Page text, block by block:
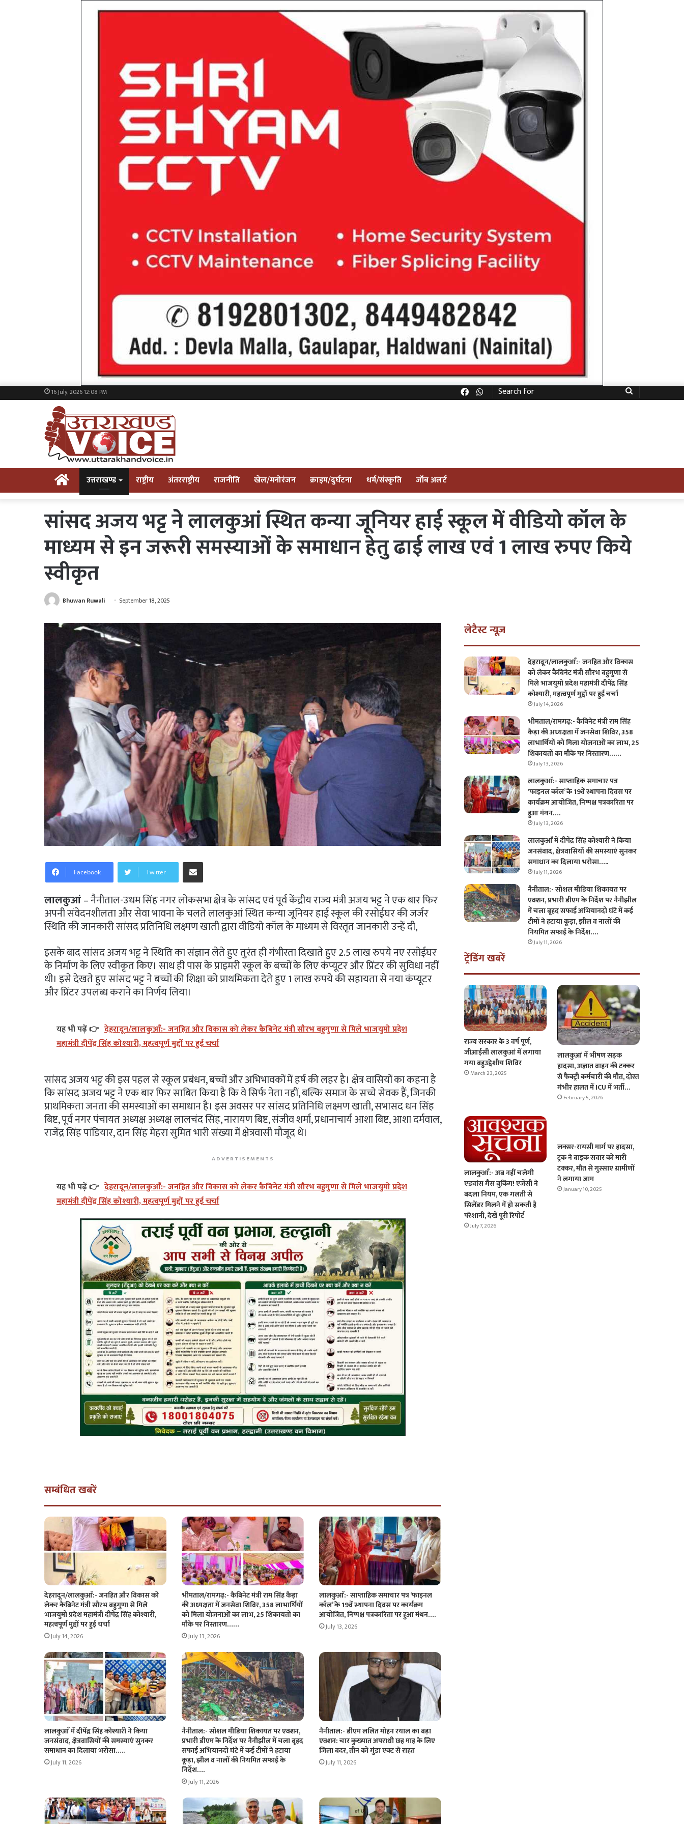
16 July, 2026 12:08 PM
Search
for
WhatsApp
Facebook
Homeउत्तराखण्ड राष्ट्रीय अंतरराष्ट्रीय राजनीति खेल/मनोरंजन क्राइम/दुर्घटना धर्म/संस्कृति जॉब अलर्ट
सांसद अजय भट्ट ने लालकुआं स्थित कन्या जूनियर हाई स्कूल में वीडियो कॉल के
माध्यम से इन जरूरी समस्याओं के समाधान हेतु ढाई लाख एवं 1 लाख रुपए किये
स्वीकृत
Bhuwan Ruwali September 18, 2025
Facebook Twitter
Share via Email
लालकुआं– नैनीताल-उधम सिंह नगर लोकसभा क्षेत्र के सांसद एवं पूर्व केंद्रीय राज्य मंत्री अजय भट्ट ने एक बार फिर
अपनी संवेदनशीलता और सेवा भावना के चलते लालकुआं स्थित कन्या जूनियर हाई स्कूल की रसोईघर की जर्जर
स्थिति की जानकारी सांसद प्रतिनिधि लक्ष्मण खाती द्वारा वीडियो कॉल के माध्यम से विस्तृत जानकारी उन्हें दी,
इसके बाद सांसद अजय भट्ट ने स्थिति का संज्ञान लेते हुए तुरंत ही गंभीरता दिखाते हुए 2.5 लाख रुपये नए रसोईघर
के निर्माण के लिए स्वीकृत किए। साथ ही पास के प्राइमरी स्कूल के बच्चों के लिए कंप्यूटर और प्रिंटर की सुविधा नहीं
थी। इसे देखते हुए सांसद भट्ट ने बच्चों की शिक्षा को प्राथमिकता देते हुए 1 लाख रुपये की सहायता से नया कंप्यूटर
और प्रिंटर उपलब्ध कराने का निर्णय लिया।
यह भी पढ़ें 👉 देहरादून/लालकुआँ:- जनहित और विकास को लेकर कैबिनेट मंत्री सौरभ बहुगुणा से मिले भाजयुमो प्रदेश
महामंत्री दीपेंद्र सिंह कोश्यारी, महत्वपूर्ण मुद्दों पर हुई चर्चा
सांसद अजय भट्ट की इस पहल से स्कूल प्रबंधन, बच्चों और अभिभावकों में हर्ष की लहर है। क्षेत्र वासियों का कहना है
कि सांसद अजय भट्ट ने एक बार फिर साबित किया है कि वे सिर्फ नेता नहीं, बल्कि समाज के सच्चे सेवक हैं, जिनकी
प्राथमिकता जनता की समस्याओं का समाधान है। इस अवसर पर सांसद प्रतिनिधि लक्ष्मण खाती, सभासद धन सिंह
बिष्ट, पूर्व नगर पंचायत अध्यक्ष अध्यक्ष लालचंद सिंह, नारायण बिष्ट, संजीव शर्मा, प्रधानाचार्य आशा बिष्ट, आशा दर्मवाल,
राजेंद्र सिंह पांडियार, दान सिंह मेहरा सुमित भारी संख्या में क्षेत्रवासी मौजूद थे।
ADVERTISEMENTS
यह भी पढ़ें 👉 देहरादून/लालकुआँ:- जनहित और विकास को लेकर कैबिनेट मंत्री सौरभ बहुगुणा से मिले भाजयुमो प्रदेश
महामंत्री दीपेंद्र सिंह कोश्यारी, महत्वपूर्ण मुद्दों पर हुई चर्चा
सम्बंधित खबरें
देहरादून/लालकुआँ:- जनहित और विकास को
लेकर कैबिनेट मंत्री सौरभ बहुगुणा से मिले
भाजयुमो प्रदेश महामंत्री दीपेंद्र सिंह कोश्यारी,
महत्वपूर्ण मुद्दों पर हुई चर्चा
July 14, 2026
भीमताल/रामगढ़:- कैबिनेट मंत्री राम सिंह कैड़ा
की अध्यक्षता में जनसेवा शिविर, 358 लाभार्थियों
को मिला योजनाओं का लाभ, 25 शिकायतों का
मौके पर निस्तारण……
July 13, 2026
लालकुआँ:- साप्ताहिक समाचार पत्र ‘फाइनल
कॉल’ के 19वें स्थापना दिवस पर कार्यक्रम
आयोजित, निष्पक्ष पत्रकारिता पर हुआ मंथन….
July 13, 2026
लालकुआँ में दीपेंद्र सिंह कोश्यारी ने किया
जनसंवाद, क्षेत्रवासियों की समस्याएं सुनकर
समाधान का दिलाया भरोसा…..
July 11, 2026
नैनीताल:- सोशल मीडिया शिकायत पर एक्शन,
प्रभारी डीएम के निर्देश पर नैनीझील में चला बृहद
सफाई अभियानदो घंटे में कई टीमों ने हटाया
कूड़ा, झील व नालों की नियमित सफाई के
निर्देश….
July 11, 2026
नैनीताल:- डीएम ललित मोहन रयाल का बड़ा
एक्शन: चार कुख्यात अपराधी छह माह के लिए
जिला बदर, तीन को गुंडा एक्ट से राहत
July 11, 2026
लेटैस्ट न्यूज़
देहरादून/लालकुआँ:- जनहित और विकास
को लेकर कैबिनेट मंत्री सौरभ बहुगुणा से
मिले भाजयुमो प्रदेश महामंत्री दीपेंद्र सिंह
कोश्यारी, महत्वपूर्ण मुद्दों पर हुई चर्चा
July 14, 2026
भीमताल/रामगढ़:- कैबिनेट मंत्री राम सिंह
कैड़ा की अध्यक्षता में जनसेवा शिविर, 358
लाभार्थियों को मिला योजनाओं का लाभ, 25
शिकायतों का मौके पर निस्तारण……
July 13, 2026
लालकुआँ:- साप्ताहिक समाचार पत्र
‘फाइनल कॉल’ के 19वें स्थापना दिवस पर
कार्यक्रम आयोजित, निष्पक्ष पत्रकारिता पर
हुआ मंथन….
July 13, 2026
लालकुआँ में दीपेंद्र सिंह कोश्यारी ने किया
जनसंवाद, क्षेत्रवासियों की समस्याएं सुनकर
समाधान का दिलाया भरोसा…..
July 11, 2026
नैनीताल:- सोशल मीडिया शिकायत पर
एक्शन, प्रभारी डीएम के निर्देश पर नैनीझील
में चला बृहद सफाई अभियानदो घंटे में कई
टीमों ने हटाया कूड़ा, झील व नालों की
नियमित सफाई के निर्देश….
July 11, 2026
ट्रेंडिंग खबरें
राज्य सरकार के 3 वर्ष पूर्ण,
जीआईसी लालकुआं में लगाया
गया बहुउद्देशीय शिविर
March 23, 2025
लालकुआं में भीषण सड़क
हादसा, अज्ञात वाहन की टक्कर
से फैक्ट्री कर्मचारी की मौत, दोस्त
गंभीर हालत में ICU में भर्ती…
February 5, 2026
लालकुआँ:- अब नहीं चलेगी
एडवांस गैस बुकिंग! एजेंसी ने
बदला नियम, एक गलती से
सिलेंडर मिलने में हो सकती है
परेशानी, देखें पूरी रिपोर्ट
July 7, 2026
लक्सर-रायसी मार्ग पर हादसा,
ट्रक ने बाइक सवार को मारी
टक्कर, मौत से गुस्साए ग्रामीणों
ने लगाया जाम
January 10, 2025